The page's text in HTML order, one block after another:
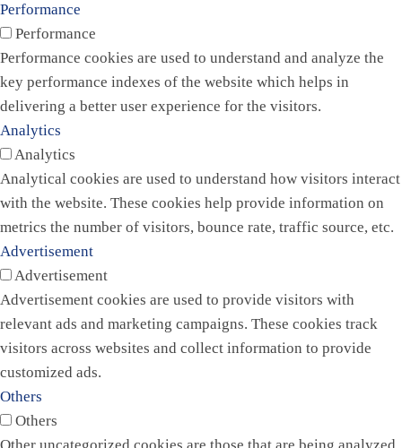
Performance
Performance
Performance cookies are used to understand and analyze the
key performance indexes of the website which helps in
delivering a better user experience for the visitors.
Analytics
Analytics
Analytical cookies are used to understand how visitors interact
with the website. These cookies help provide information on
metrics the number of visitors, bounce rate, traffic source, etc.
Advertisement
Advertisement
Advertisement cookies are used to provide visitors with
relevant ads and marketing campaigns. These cookies track
visitors across websites and collect information to provide
customized ads.
Others
Others